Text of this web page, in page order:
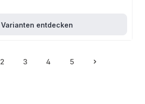
Varianten entdecken
Seite
2
Seite
3
Seite
4
Seite
5